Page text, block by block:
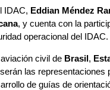
IDAC, Eddian Méndez
, y cuenta con la
operacional del IDAC.
civil de Brasil,
las representaciones
de guías de